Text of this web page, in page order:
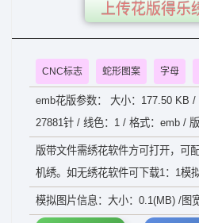
上传花版得乐
CNC标志 蛇形图案 字母
emb花版参数： 大小：177.50 KB /
27881针 / 线色：1 / 格式：emb /
版带文件需绣花软件方可打开，可
机绣。如无绣花软件可下载1：1模
模拟图片信息：大小：0.1(MB) /图